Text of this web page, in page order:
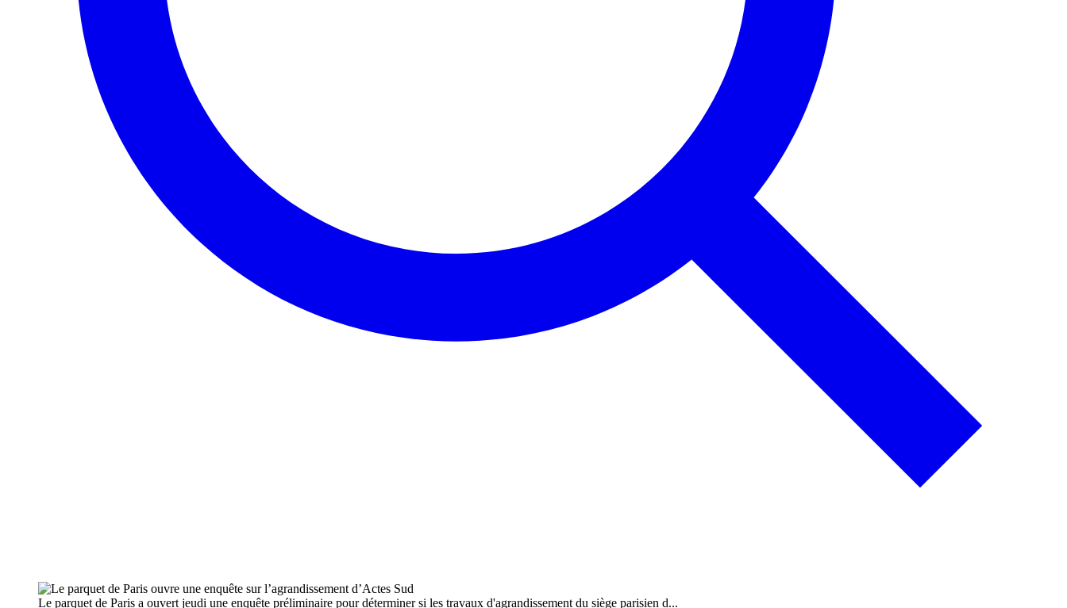
Le parquet de Paris a ouvert jeudi une enquête préliminaire pour déterminer si les travaux d'agrandissement du siège parisien d...